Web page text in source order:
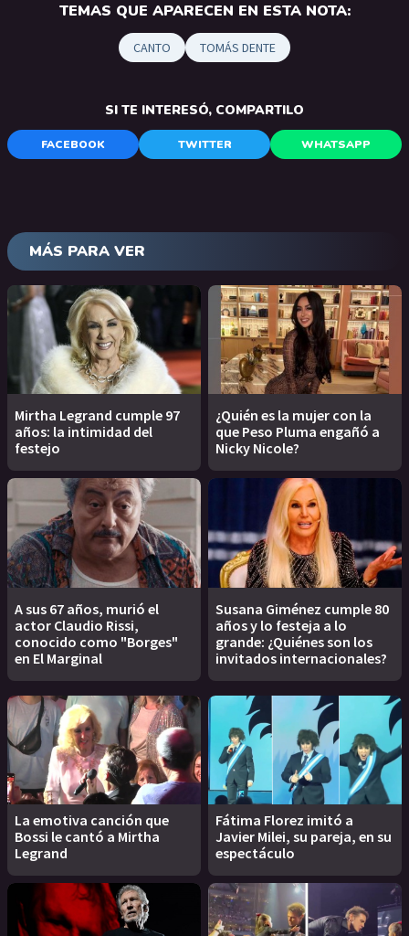
TEMAS QUE APARECEN EN ESTA NOTA:
CANTO TOMÁS DENTE
SI TE INTERESÓ, COMPARTILO
FACEBOOK TWITTER WHATSAPP
MÁS PARA VER
Mirtha Legrand cumple 97
años: la intimidad del
festejo
¿Quién es la mujer con la
que Peso Pluma engañó a
Nicky Nicole?
A sus 67 años, murió el
actor Claudio Rissi,
conocido como "Borges"
en El Marginal
Susana Giménez cumple 80
años y lo festeja a lo
grande: ¿Quiénes son los
invitados internacionales?
La emotiva canción que
Bossi le cantó a Mirtha
Legrand
Fátima Florez imitó a
Javier Milei, su pareja, en su
espectáculo